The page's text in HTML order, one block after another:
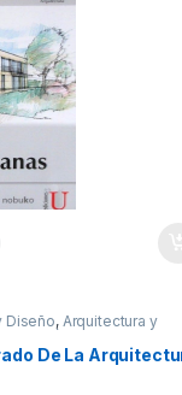
Diseño, Arquitectura y
Diseño Ofertas
y tecnicos
De La